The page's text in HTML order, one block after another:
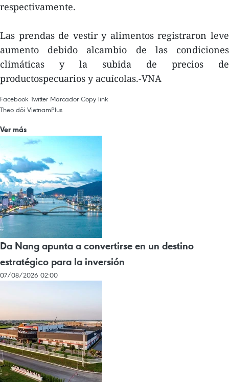
respectivamente.
Las prendas de vestir y alimentos registraron leve
aumento debido alcambio de las condiciones
climáticas y la subida de precios de
productospecuarios y acuícolas.-VNA
Facebook Twitter Marcador Copy link
Theo dõi VietnamPlus
Ver más
Da Nang apunta a convertirse en un destino
estratégico para la inversión
07/08/2026 02:00